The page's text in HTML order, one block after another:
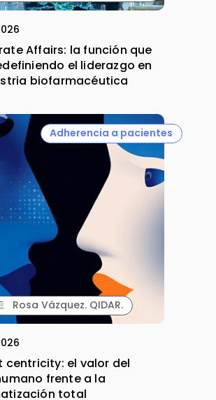
Affairs: la función que
el liderazgo en
biofarmacéutica
Adherencia a pacientes
Rosa Vázquez. QIDAR.
centricity: el valor del
frente a la
total